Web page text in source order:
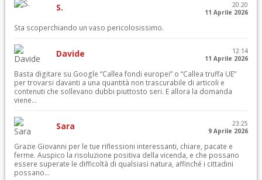
S.
20:20
11 Aprile 2026
Sta scoperchiando un vaso pericolosissimo.
Davide
12:14
11 Aprile 2026
Basta digitare su Google “Callea fondi europei” o “Callea truffa UE”
per trovarsi davanti a una quantità non trascurabile di articoli e
contenuti che sollevano dubbi piuttosto seri. E allora la domanda
viene...
Sara
23:25
9 Aprile 2026
Grazie Giovanni per le tue riflessioni interessanti, chiare, pacate e
ferme. Auspico la risoluzione positiva della vicenda, e che possano
essere superate le difficoltà di qualsiasi natura, affinché i cittadini
possano...